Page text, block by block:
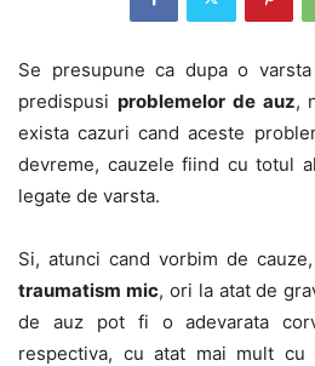
Se presupune ca dupa o
predispusi problemelor de auz,
exista cazuri cand aceste
devreme, cauzele fiind cu totul
legate de varsta.
Si, atunci cand vorbim de
traumatism mic, ori la atat de
de auz pot fi o adevarata
respectiva, cu atat mai mult